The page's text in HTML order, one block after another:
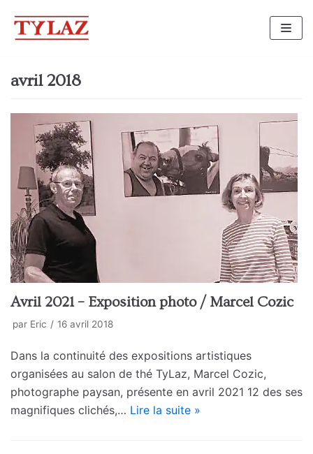
Aller
au
avril 2018
Avril 2021 – Exposition photo / Marcel Cozic
par Eric 16 avril 2018
Dans la continuité des expositions artistiques
organisées au salon de thé TyLaz, Marcel Cozic,
photographe paysan, présente en avril 2021 12 des ses
magnifiques clichés,… Lire la suite »